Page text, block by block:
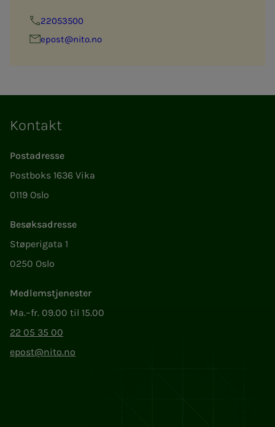
22053500
epost@nito.no
Kontakt
Postadresse
Postboks 1636 Vika
0119 Oslo
Besøksadresse
Støperigata 1
0250 Oslo
Medlemstjenester
Ma.–fr. 09.00 til 15.00
22 05 35 00
epost@nito.no